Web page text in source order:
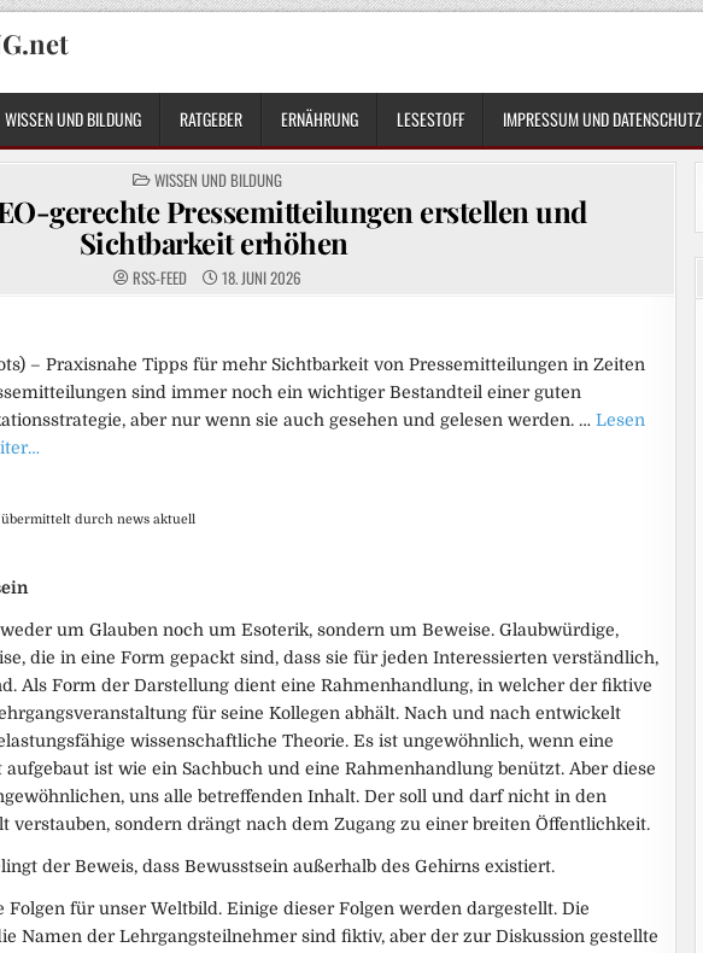
WISSEN UND BILDUNG RATGEBER ERNÄHRUNG LESESTOFF IMPRESSUM UND DATENSCHUTZ
POSTED
IN
WISSEN UND BILDUNG
gerechte Pressemitteilungen erstellen und
Sichtbarkeit erhöhen
RSS-FEED 18. JUNI 2026
– Praxisnahe Tipps für mehr Sichtbarkeit von Pressemitteilungen in Zeiten
sind immer noch ein wichtiger Bestandteil einer guten
aber nur wenn sie auch gesehen und gelesen werden. … Lesen
durch news aktuell
um Glauben noch um Esoterik, sondern um Beweise. Glaubwürdige,
die in eine Form gepackt sind, dass sie für jeden Interessierten verständlich,
Als Form der Darstellung dient eine Rahmenhandlung, in welcher der fiktive
für seine Kollegen abhält. Nach und nach entwickelt
wissenschaftliche Theorie. Es ist ungewöhnlich, wenn eine
ist wie ein Sachbuch und eine Rahmenhandlung benützt. Aber diese
uns alle betreffenden Inhalt. Der soll und darf nicht in den
verstauben, sondern drängt nach dem Zugang zu einer breiten Öffentlichkeit.
der Beweis, dass Bewusstsein außerhalb des Gehirns existiert.
Folgen für unser Weltbild. Einige dieser Folgen werden dargestellt. Die
Namen der Lehrgangsteilnehmer sind fiktiv, aber der zur Diskussion gestellte